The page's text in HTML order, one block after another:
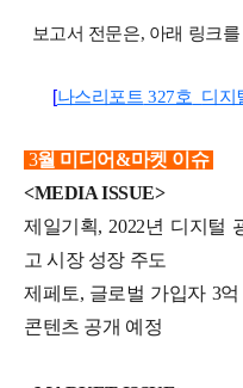
보고서 전문은, 아래 링크
[나스리포트 327호 디지
3월 미디어&마켓 이슈
<MEDIA ISSUE>
제일기획, 2022년 디지털
고 시장 성장 주도
제페토, 글로벌 가입자 3
콘텐츠 공개 예정